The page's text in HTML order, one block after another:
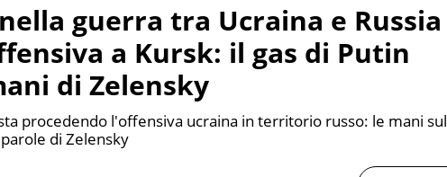
guerra tra Ucraina e Russia
a Kursk: il gas di Putin
di Zelensky
procedendo l'offensiva ucraina in territorio russo: le mani sul
di Zelensky